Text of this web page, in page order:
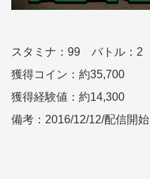
スタミナ：99 バトル：2
獲得コイン：約35,700
獲得経験値：約14,300
備考：2016/12/12/配信開始